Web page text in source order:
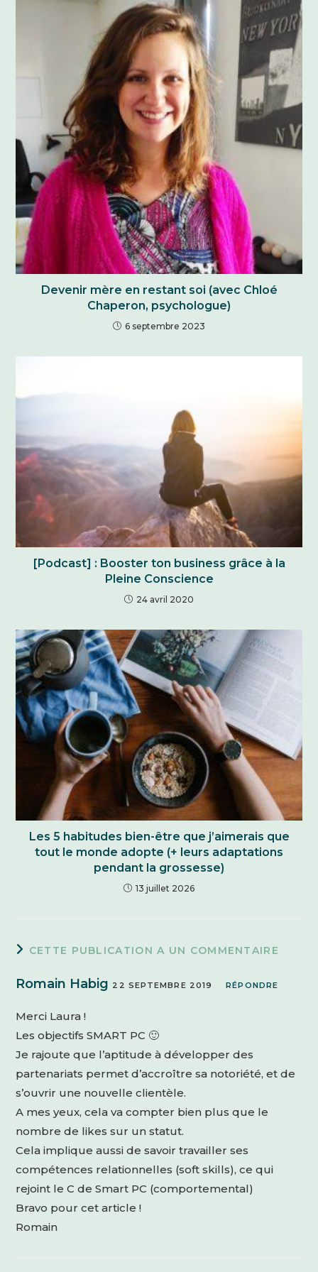
Devenir mère en restant soi (avec Chloé
Chaperon, psychologue)
6 septembre 2023
[Podcast] : Booster ton business grâce à la
Pleine Conscience
24 avril 2020
Les 5 habitudes bien-être que j’aimerais que
tout le monde adopte (+ leurs adaptations
pendant la grossesse)
13 juillet 2026
CETTE PUBLICATION A UN COMMENTAIRE
Romain Habig 22 SEPTEMBRE 2019 RÉPONDRE
Merci Laura !
Les objectifs SMART PC 🙂
Je rajoute que l’aptitude à développer des
partenariats permet d’accroître sa notoriété, et de
s’ouvrir une nouvelle clientèle.
A mes yeux, cela va compter bien plus que le
nombre de likes sur un statut.
Cela implique aussi de savoir travailler ses
compétences relationnelles (soft skills), ce qui
rejoint le C de Smart PC (comportemental)
Bravo pour cet article !
Romain